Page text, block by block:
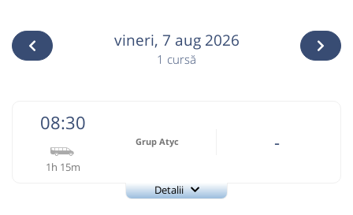
vineri, 7 aug 2026
1 cursă
08:30
1h 15m
Grup Atyc -
Detalii